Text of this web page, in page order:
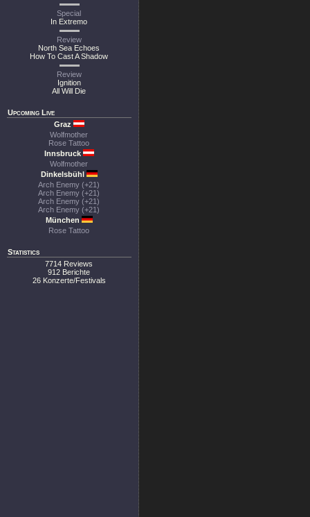
Special
In Extremo
Review
North Sea Echoes
How To Cast A Shadow
Review
Ignition
All Will Die
Upcoming Live
Graz
Wolfmother
Rose Tattoo
Innsbruck
Wolfmother
Dinkelsbühl
Arch Enemy (+21)
Arch Enemy (+21)
Arch Enemy (+21)
Arch Enemy (+21)
München
Rose Tattoo
Statistics
7714 Reviews
912 Berichte
26 Konzerte/Festivals